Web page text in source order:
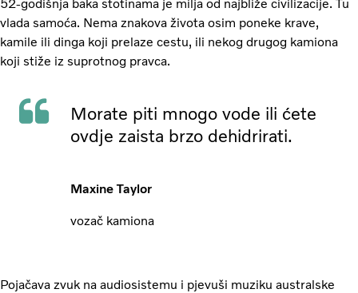
52-godišnja baka stotinama je milja od najbliže civilizacije. Tu
vlada samoća. Nema znakova života osim poneke krave,
kamile ili dinga koji prelaze cestu, ili nekog drugog kamiona
koji stiže iz suprotnog pravca.
Morate piti mnogo vode ili ćete
ovdje zaista brzo dehidrirati.
Maxine Taylor
vozač kamiona
Pojačava zvuk na audiosistemu i pjevuši muziku australske